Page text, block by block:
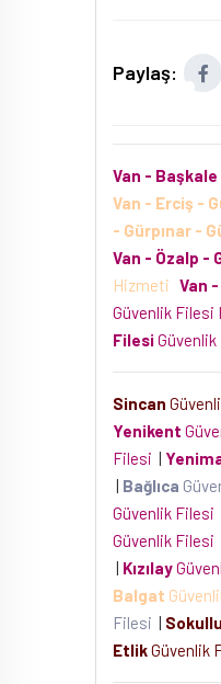
Paylaş:
Van -
Van - Erciş -
- Gürpınar -
Van - Özalp -
Hizmeti Van
Güvenlik Filesi
Filesi
Sincan
Yenikent
Filesi |
| Bağlıca
Güvenlik Filesi
Güvenlik Filesi
| Kızılay
Balgat
Filesi | Sokullu
EtlikGüvenlik